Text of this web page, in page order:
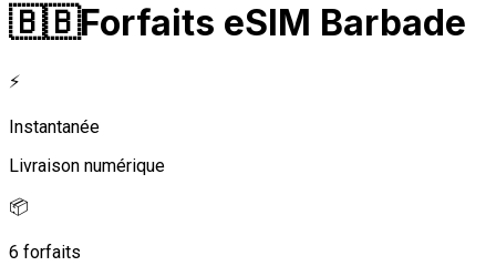
🇧🇧Forfaits eSIM Barbade
⚡
Instantanée
Livraison numérique
📦
6 forfaits